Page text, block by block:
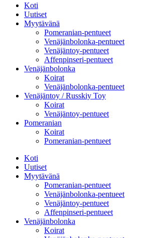
Koti
Uutiset
Myytävänä
Pomeranian-pentueet
Venäjänbolonka-pentueet
Venäjäntoy-pentueet
Affenpinseri-pentueet
Venäjänbolonka
Koirat
Venäjänbolonka-pentueet
Venäjäntoy / Russkiy Toy
Koirat
Venäjäntoy-pentueet
Pomeranian
Koirat
Pomeranian-pentueet
Koti
Uutiset
Myytävänä
Pomeranian-pentueet
Venäjänbolonka-pentueet
Venäjäntoy-pentueet
Affenpinseri-pentueet
Venäjänbolonka
Koirat